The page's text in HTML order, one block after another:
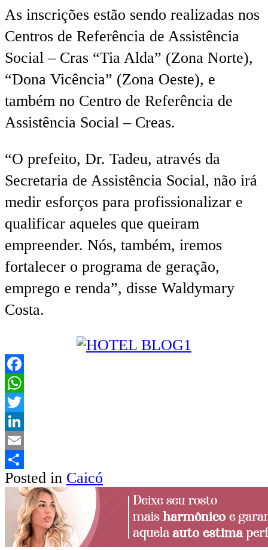
As inscrições estão sendo realizadas nos
Centros de Referência de Assistência
Social – Cras “Tia Alda” (Zona Norte),
“Dona Vicência” (Zona Oeste), e
também no Centro de Referência de
Assistência Social – Creas.
“O prefeito, Dr. Tadeu, através da
Secretaria de Assistência Social, não irá
medir esforços para profissionalizar e
qualificar aqueles que queiram
empreender. Nós, também, iremos
fortalecer o programa de geração,
emprego e renda”, disse Waldymary
Costa.
Facebook
WhatsApp
Twitter
LinkedIn
Email
Share
Posted in Caicó